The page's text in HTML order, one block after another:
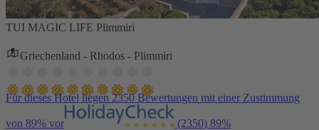
TUI MAGIC LIFE Plimmiri
Griechenland - Rhodos - Plimmiri
Für dieses Hotel liegen 2350 Bewertungen mit einer Zustimmung
von 89% vor (2350) 89%